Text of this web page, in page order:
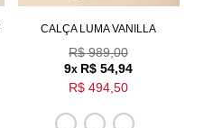
CALÇA LUMA VANILLA
R$ 989,00
9x R$ 54,94
R$ 494,50